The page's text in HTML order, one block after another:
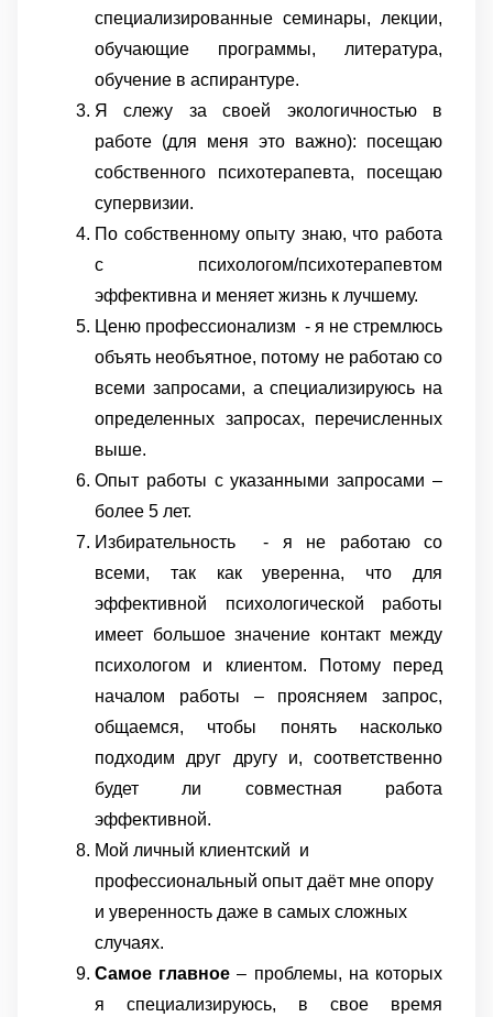
специализированные семинары, лекции,
обучающие программы, литература,
обучение в аспирантуре.
Я слежу за своей экологичностью в
работе (для меня это важно): посещаю
собственного психотерапевта, посещаю
супервизии.
По собственному опыту знаю, что работа
с психологом/психотерапевтом
эффективна и меняет жизнь к лучшему.
Ценю профессионализм - я не стремлюсь
объять необъятное, потому не работаю со
всеми запросами, а специализируюсь на
определенных запросах, перечисленных
выше.
Опыт работы с указанными запросами –
более 5 лет.
Избирательность - я не работаю со
всеми, так как уверенна, что для
эффективной психологической работы
имеет большое значение контакт между
психологом и клиентом. Потому перед
началом работы – проясняем запрос,
общаемся, чтобы понять насколько
подходим друг другу и, соответственно
будет ли совместная работа
эффективной.
Мой личный клиентский и
профессиональный опыт даёт мне опору
и уверенность даже в самых сложных
случаях.
Самое главное – проблемы, на которых
я специализируюсь, в свое время